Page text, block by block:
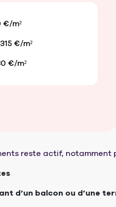
€/m²
€/m²
€/m²
reste actif, notamment
d’un balcon ou d’une